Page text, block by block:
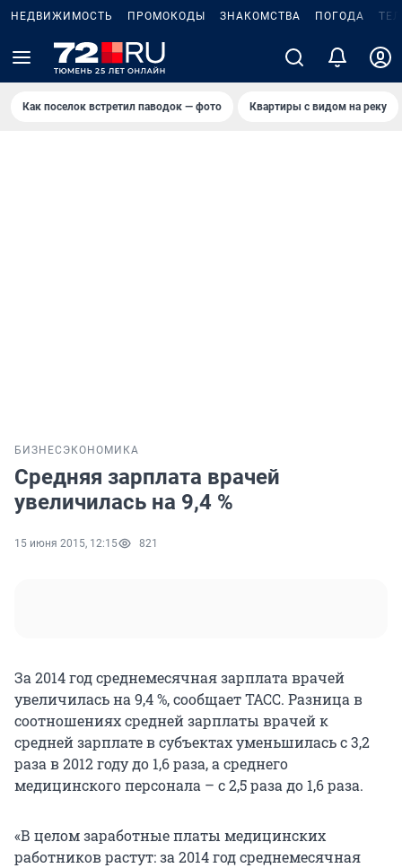
НЕДВИЖИМОСТЬ ПРОМОКОДЫ ЗНАКОМСТВА ПОГОДА
Как поселок встретил паводок — фото Квартиры с видом на реку
БИЗНЕС ЭКОНОМИКА
Средняя зарплата врачей
увеличилась на 9,4 %
15 июня 2015, 12:15 821
За 2014 год среднемесячная зарплата врачей
увеличилась на 9,4 %, сообщает ТАСС. Разница в
соотношениях средней зарплаты врачей к
средней зарплате в субъектах уменьшилась с 3,2
раза в 2012 году до 1,6 раза, а среднего
медицинского персонала – с 2,5 раза до 1,6 раза.
«В целом заработные платы медицинских
работников растут: за 2014 год среднемесячная